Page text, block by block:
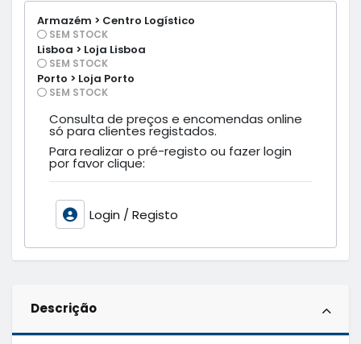
Armazém > Centro Logístico
SEM STOCK
Lisboa > Loja Lisboa
SEM STOCK
Porto > Loja Porto
SEM STOCK
Consulta de preços e encomendas online
só para clientes registados.
Para realizar o pré-registo ou fazer login
por favor clique:
Login / Registo
Descrição